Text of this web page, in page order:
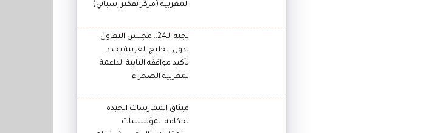
المغربية (مركز تفكير إسباني)
لجنة الـ24.. مجلس التعاون
لدول الخليج العربية يجدد
تأكيد مواقفه الثابتة الداعمة
لمغربية الصحراء
ميثاق الممارسات الجيدة
لحكامة المؤسسات